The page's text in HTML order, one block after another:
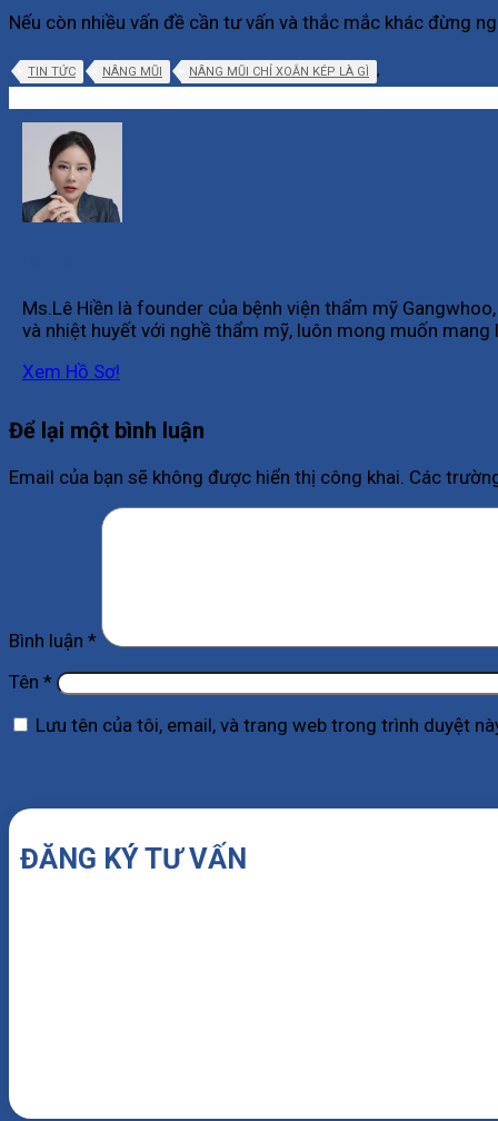
Nếu còn nhiều vấn đề cần tư vấn và thắc mắc khác đừng
TIN TỨC NÂNG MŨI NÂNG MŨI CHỈ XOẮN KÉP LÀ GÌ
Ms.Lê Hiền là founder của bệnh viện thẩm mỹ
và nhiệt huyết với nghề thẩm mỹ, luôn mong muốn mang
Xem Hồ Sơ!
Để lại một bình luận
Email của bạn sẽ không được hiển thị công khai. Các
Bình luận *
Tên *
Lưu tên của tôi, email, và trang web trong trình duyệt
ĐĂNG KÝ TƯ VẤN